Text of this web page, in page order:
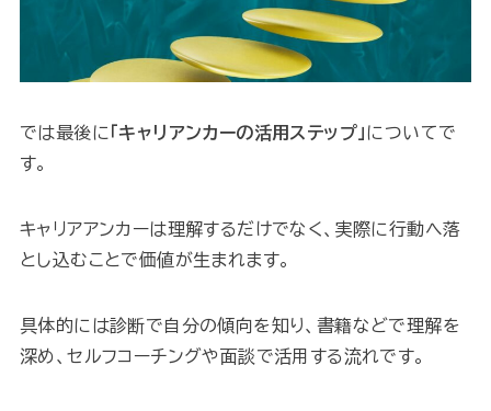
では最後に 「キャリアンカーの活用ステップ」についてで
す。
キャリアアンカーは理解するだけでなく、実際に行動へ落
とし込むことで価値が生まれます。
具体的には診断で自分の傾向を知り、書籍などで理解を
深め、セルフコーチングや面談で活用する流れです。